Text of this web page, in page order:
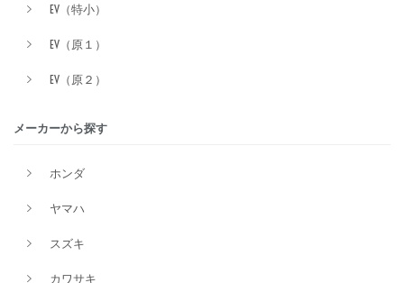
EV（特小）
EV（原１）
EV（原２）
メーカーから探す
ホンダ
ヤマハ
スズキ
カワサキ